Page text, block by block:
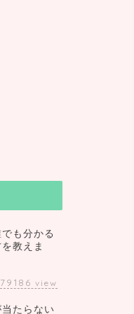
も分かる
教えま
79186 view
たらない